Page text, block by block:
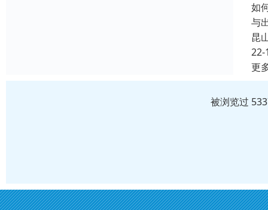
如
与
昆
22-
更
被浏览过